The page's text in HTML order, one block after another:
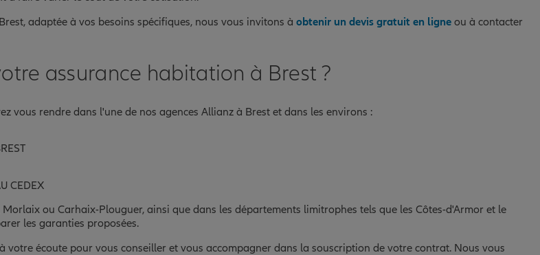
adaptée à vos besoins spécifiques, nous vous invitons à obtenir un devis gratuit en ligne ou à contacter
assurance habitation à Brest ?
vous rendre dans l'une de nos agences Allianz à Brest et dans les environs :
CEDEX
ou Carhaix-Plouguer, ainsi que dans les départements limitrophes tels que les Côtes-d'Armor et le
les garanties proposées.
votre écoute pour vous conseiller et vous accompagner dans la souscription de votre contrat. Nous vous